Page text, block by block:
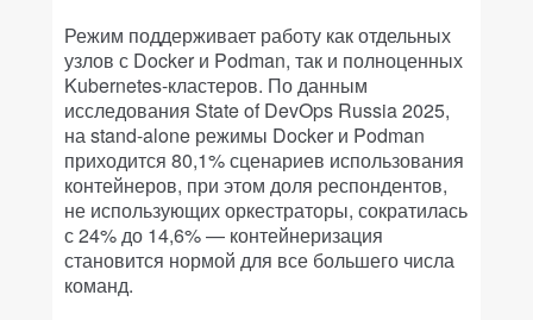
Режим поддерживает работу как отдельных
узлов с Docker и Podman, так и полноценных
Kubernetes-кластеров. По данным
исследования State of DevOps Russia 2025,
на stand-alone режимы Docker и Podman
приходится 80,1% сценариев использования
контейнеров, при этом доля респондентов,
не использующих оркестраторы, сократилась
с 24% до 14,6% — контейнеризация
становится нормой для все большего числа
команд.